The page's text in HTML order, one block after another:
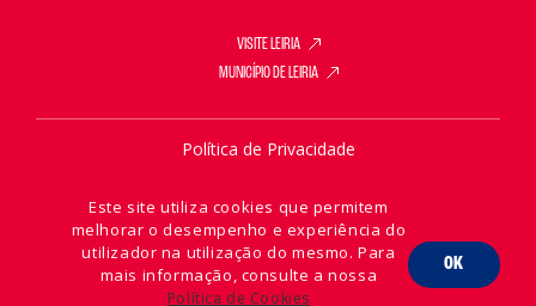
VISITE LEIRIA
MUNICÍPIO DE LEIRIA
Política de Privacidade
2026 © Leiria Agenda
Este site utiliza cookies que permitem
melhorar o desempenho e experiência do
utilizador na utilização do mesmo. Para
mais informação, consulte a nossa
Política de Cookies
OK